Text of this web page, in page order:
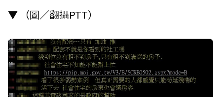
▼ （圖／翻攝PTT）